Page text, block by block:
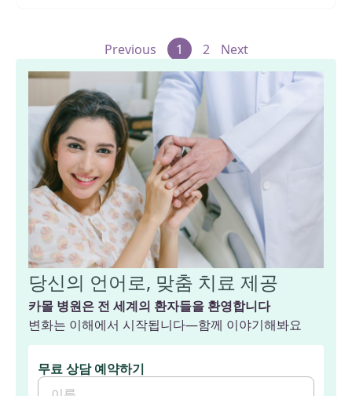
Previous 1 2 Next
당신의 언어로, 맞춤 치료 제공
카몰 병원은 전 세계의 환자들을 환영합니다
변화는 이해에서 시작됩니다—함께 이야기해봐요
무료 상담 예약하기